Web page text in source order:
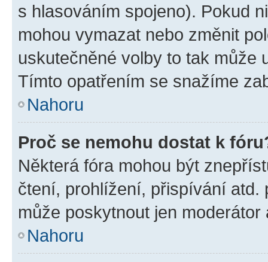
s hlasováním spojeno). Pokud
mohou vymazat nebo změnit
uskutečněné volby to tak může
Tímto opatřením se snažíme
Nahoru
Proč se nemohu dostat k
Některá fóra mohou být
čtení, prohlížení, přispívání atd.
může poskytnout jen
Nahoru